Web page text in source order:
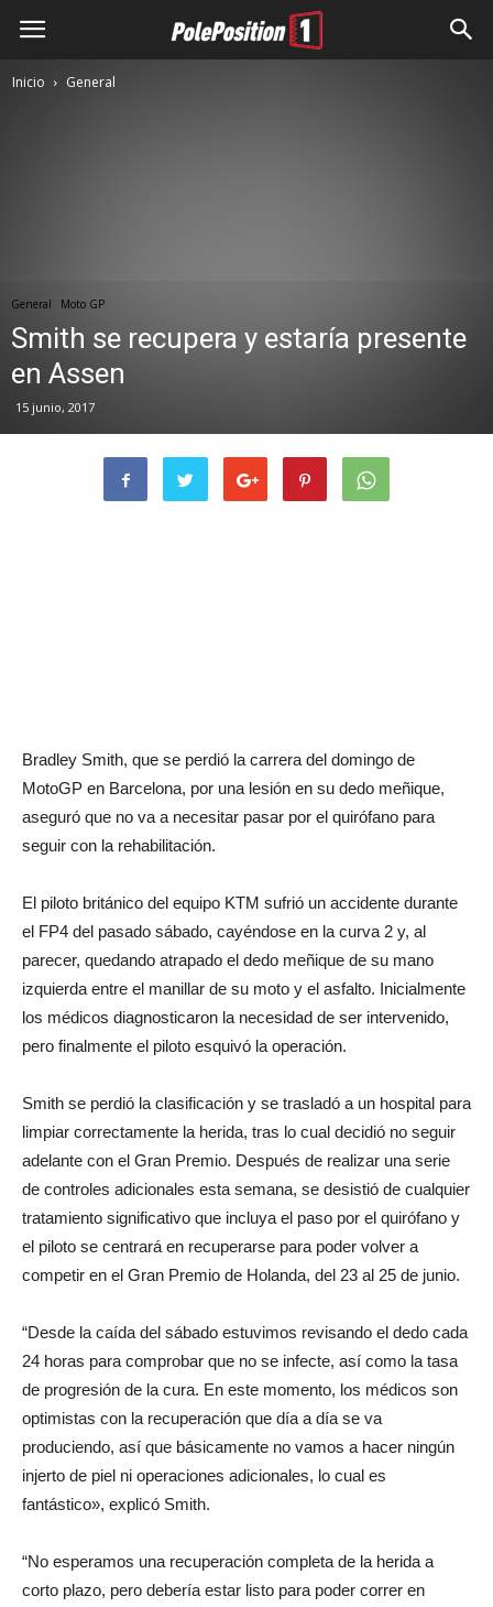
Inicio General
General Moto GP
Smith se recupera y estaría presente
en Assen
15 junio, 2017
Bradley Smith, que se perdió la carrera del domingo de
MotoGP en Barcelona, por una lesión en su dedo meñique,
aseguró que no va a necesitar pasar por el quirófano para
seguir con la rehabilitación.
El piloto británico del equipo KTM sufrió un accidente durante
el FP4 del pasado sábado, cayéndose en la curva 2 y, al
parecer, quedando atrapado el dedo meñique de su mano
izquierda entre el manillar de su moto y el asfalto. Inicialmente
los médicos diagnosticaron la necesidad de ser intervenido,
pero finalmente el piloto esquivó la operación.
Smith se perdió la clasificación y se trasladó a un hospital para
limpiar correctamente la herida, tras lo cual decidió no seguir
adelante con el Gran Premio. Después de realizar una serie
de controles adicionales esta semana, se desistió de cualquier
tratamiento significativo que incluya el paso por el quirófano y
el piloto se centrará en recuperarse para poder volver a
competir en el Gran Premio de Holanda, del 23 al 25 de junio.
“Desde la caída del sábado estuvimos revisando el dedo cada
24 horas para comprobar que no se infecte, así como la tasa
de progresión de la cura. En este momento, los médicos son
optimistas con la recuperación que día a día se va
produciendo, así que básicamente no vamos a hacer ningún
injerto de piel ni operaciones adicionales, lo cual es
fantástico», explicó Smith.
“No esperamos una recuperación completa de la herida a
corto plazo, pero debería estar listo para poder correr en